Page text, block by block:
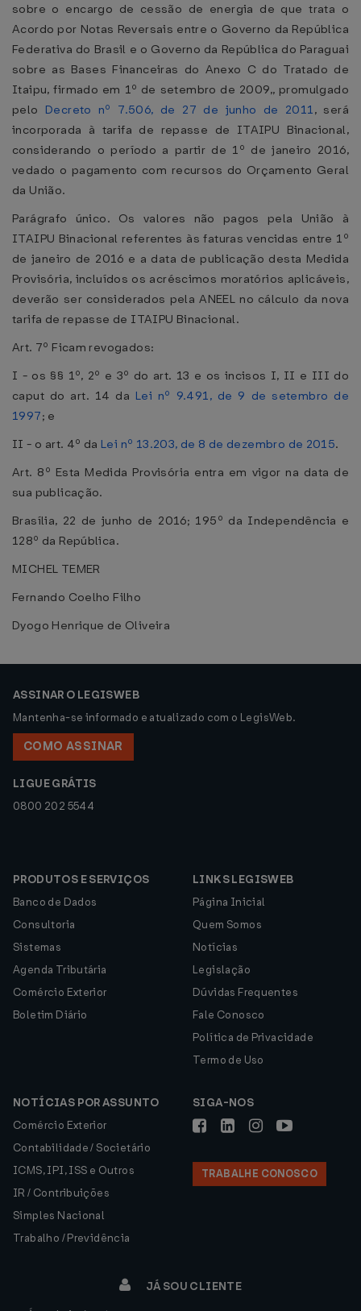
sobre o encargo de cessão de energia de que trata o
Acordo por Notas Reversais entre o Governo da República
Federativa do Brasil e o Governo da República do Paraguai
sobre as Bases Financeiras do Anexo C do Tratado de
Itaipu, firmado em 1º de setembro de 2009,, promulgado
pelo Decreto nº 7.506, de 27 de junho de 2011, será
incorporada à tarifa de repasse de ITAIPU Binacional,
considerando o período a partir de 1º de janeiro 2016,
vedado o pagamento com recursos do Orçamento Geral
da União.
Parágrafo único. Os valores não pagos pela União à
ITAIPU Binacional referentes às faturas vencidas entre 1º
de janeiro de 2016 e a data de publicação desta Medida
Provisória, incluídos os acréscimos moratórios aplicáveis,
deverão ser considerados pela ANEEL no cálculo da nova
tarifa de repasse de ITAIPU Binacional.
Art. 7º Ficam revogados:
I - os §§ 1º, 2º e 3º do art. 13 e os incisos I, II e III do
caput do art. 14 da Lei nº 9.491, de 9 de setembro de
1997; e
II - o art. 4º da Lei nº 13.203, de 8 de dezembro de 2015.
Art. 8º Esta Medida Provisória entra em vigor na data de
sua publicação.
Brasília, 22 de junho de 2016; 195º da Independência e
128º da República.
MICHEL TEMER
Fernando Coelho Filho
Dyogo Henrique de Oliveira
ASSINAR O LEGISWEB
Mantenha-se informado e atualizado com o LegisWeb.
COMO ASSINAR
LIGUE GRÁTIS
0800 202 5544
PRODUTOS E SERVIÇOS
Banco de Dados
Consultoria
Sistemas
Agenda Tributária
Comércio Exterior
Boletim Diário
LINKS LEGISWEB
Página Inicial
Quem Somos
Notícias
Legislação
Dúvidas Frequentes
Fale Conosco
Política de Privacidade
Termo de Uso
NOTÍCIAS POR ASSUNTO
Comércio Exterior
Contabilidade / Societário
ICMS, IPI, ISS e Outros
IR / Contribuições
Simples Nacional
Trabalho / Previdência
SIGA-NOS
TRABALHE CONOSCO
JÁ SOU CLIENTE